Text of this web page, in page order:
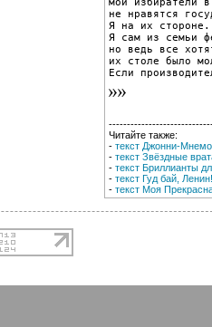
не нравятся
Я на их стороне.
Я сам из семьи
но ведь все
их столе было
Если
Читайте также:
- текст Джонни-
- текст Звёздные
- текст Бриллианты
- текст Гуд бай, Ленин!
- текст Моя